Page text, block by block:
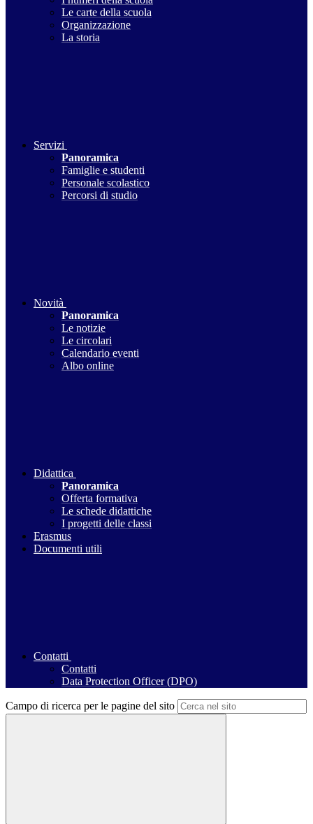
Le carte della scuola
Organizzazione
La storia
Servizi
Panoramica
Famiglie e studenti
Personale scolastico
Percorsi di studio
Novità
Panoramica
Le notizie
Le circolari
Calendario eventi
Albo online
Didattica
Panoramica
Offerta formativa
Le schede didattiche
I progetti delle classi
Erasmus
Documenti utili
Contatti
Contatti
Data Protection Officer (DPO)
Campo di ricerca per le pagine del sito